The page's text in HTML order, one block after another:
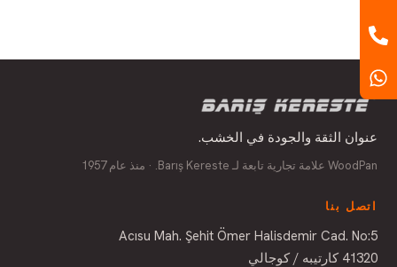
عنوان الثقة والجودة في الخشب.
WoodPan علامة تجارية تابعة لـ Barış Kereste. · منذ عام 1957
اتصل بنا
Acısu Mah. Şehit Ömer Halisdemir Cad. No:5
41320 كارتيبه / كوجالي